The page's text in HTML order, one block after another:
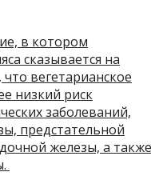
в котором
сказывается на
вегетарианское
низкий риск
заболеваний,
предстательной
железы, а также